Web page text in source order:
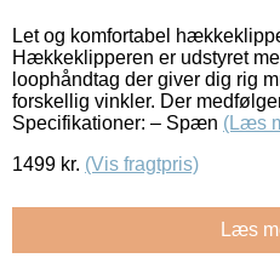
Let og komfortabel
Hækkeklipperen er udstyret
loophåndtag der giver dig rig
forskellig vinkler. Der
Specifikationer: – Spæn (Læs
1499 kr. (Vis fragtpris)
Læs